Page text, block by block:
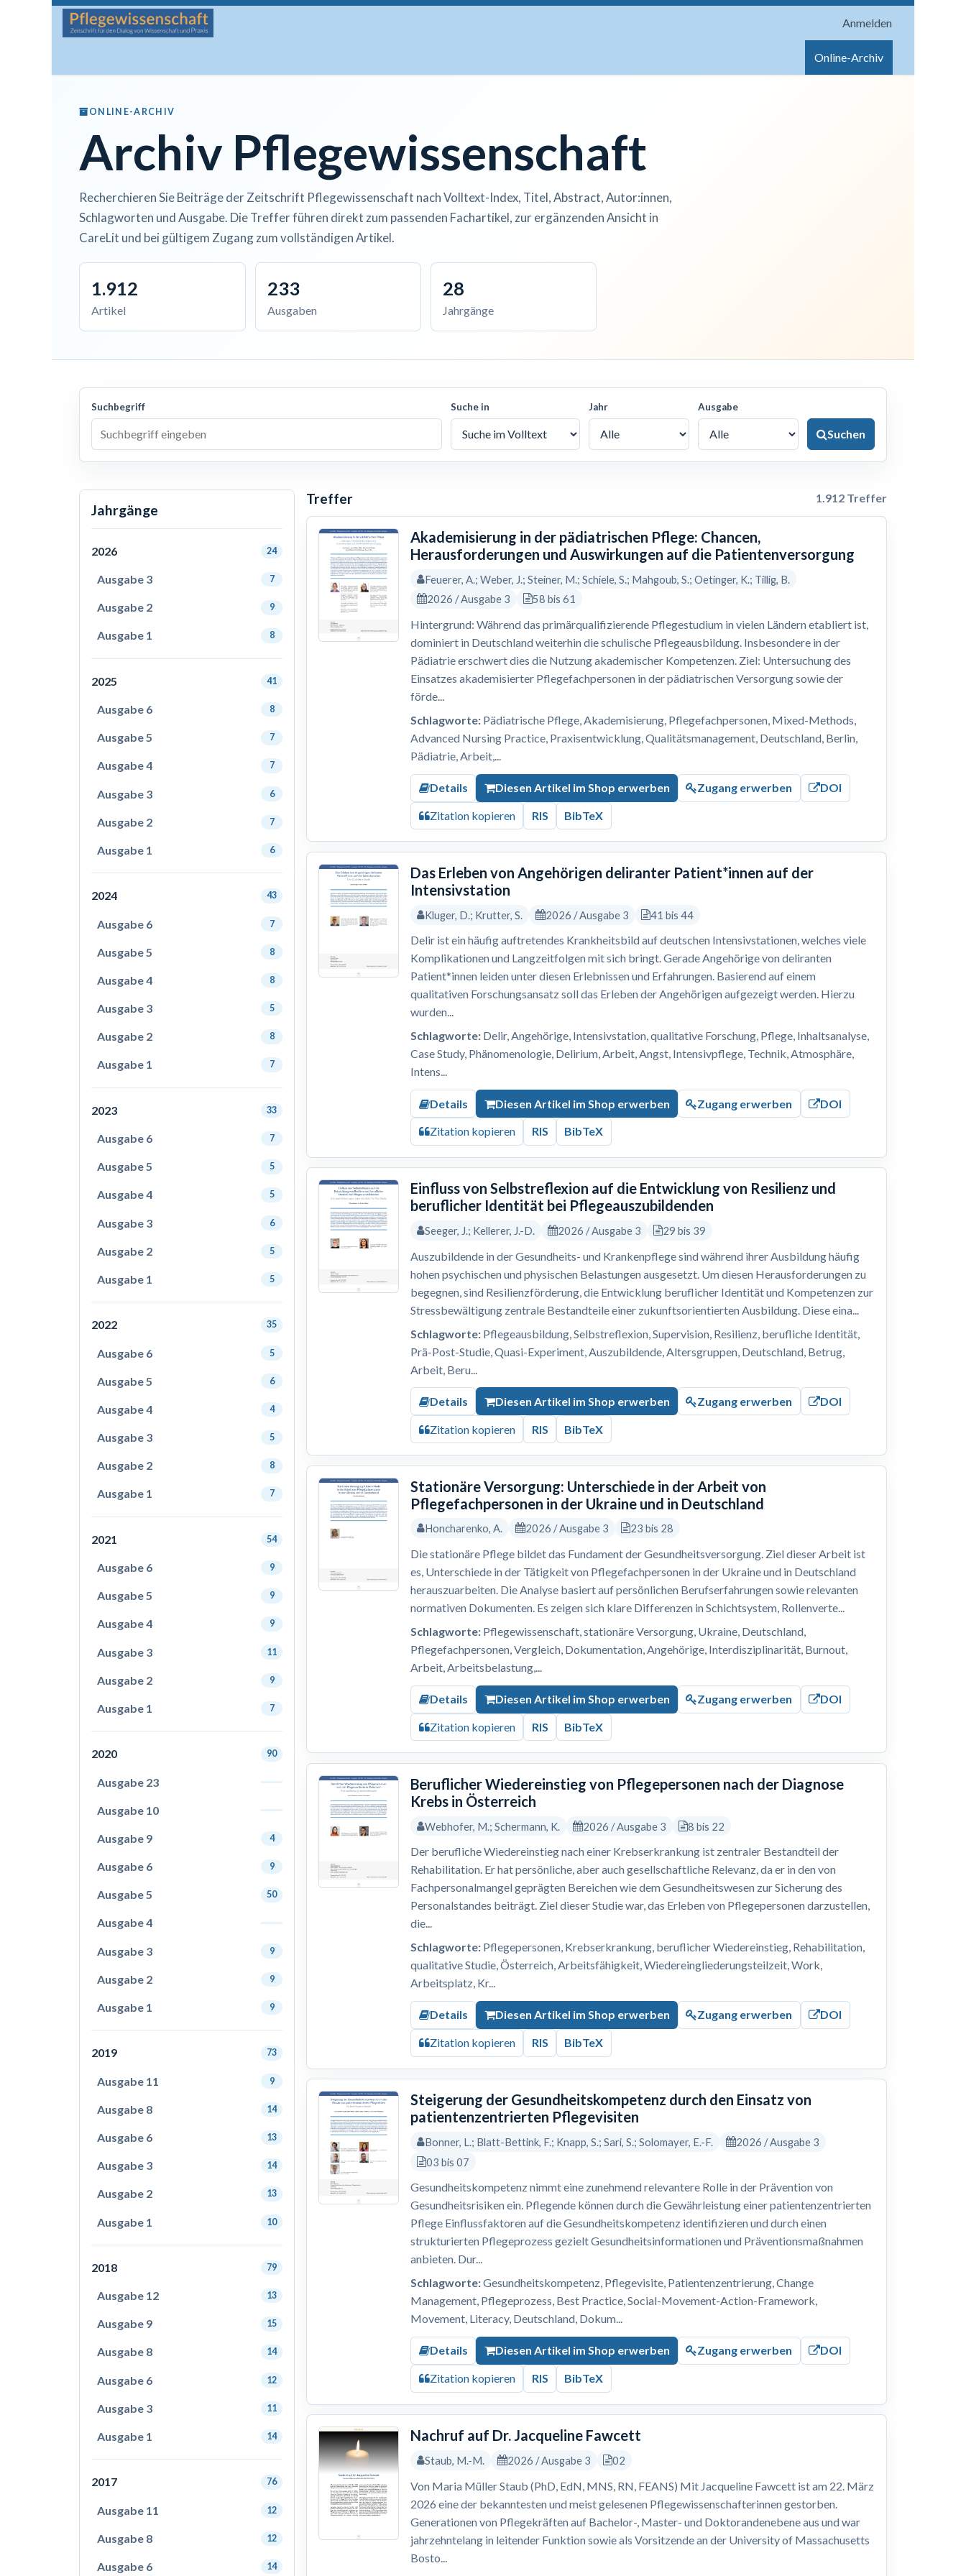
Zum Inhalt springen
Anmelden
Online-Archiv
ONLINE-ARCHIV
Archiv Pflegewissenschaft
Recherchieren Sie Beiträge der Zeitschrift Pflegewissenschaft nach Volltext-Index, Titel, Abstract, Autor:innen,
Schlagworten und Ausgabe. Die Treffer führen direkt zum passenden Fachartikel, zur ergänzenden Ansicht in
CareLit und bei gültigem Zugang zum vollständigen Artikel.
1.912
Artikel
233
Ausgaben
28
Jahrgänge
Suchbegriff Suche in Jahr Ausgabe
Suchen
Jahrgänge
2026 24
Ausgabe 3 7
Ausgabe 2 9
Ausgabe 1 8
2025 41
Ausgabe 6 8
Ausgabe 5 7
Ausgabe 4 7
Ausgabe 3 6
Ausgabe 2 7
Ausgabe 1 6
2024 43
Ausgabe 6 7
Ausgabe 5 8
Ausgabe 4 8
Ausgabe 3 5
Ausgabe 2 8
Ausgabe 1 7
2023 33
Ausgabe 6 7
Ausgabe 5 5
Ausgabe 4 5
Ausgabe 3 6
Ausgabe 2 5
Ausgabe 1 5
2022 35
Ausgabe 6 5
Ausgabe 5 6
Ausgabe 4 4
Ausgabe 3 5
Ausgabe 2 8
Ausgabe 1 7
2021 54
Ausgabe 6 9
Ausgabe 5 9
Ausgabe 4 9
Ausgabe 3 11
Ausgabe 2 9
Ausgabe 1 7
2020 90
Ausgabe 23
Ausgabe 10
Ausgabe 9 4
Ausgabe 6 9
Ausgabe 5 50
Ausgabe 4
Ausgabe 3 9
Ausgabe 2 9
Ausgabe 1 9
2019 73
Ausgabe 11 9
Ausgabe 8 14
Ausgabe 6 13
Ausgabe 3 14
Ausgabe 2 13
Ausgabe 1 10
2018 79
Ausgabe 12 13
Ausgabe 9 15
Ausgabe 8 14
Ausgabe 6 12
Ausgabe 3 11
Ausgabe 1 14
2017 76
Ausgabe 11 12
Ausgabe 8 12
Ausgabe 6 14
Treffer 1.912 Treffer
Akademisierung in der pädiatrischen Pflege: Chancen,
Herausforderungen und Auswirkungen auf die Patientenversorgung
Feuerer, A.; Weber, J.; Steiner, M.; Schiele, S.; Mahgoub, S.; Oetinger, K.; Tillig, B.
2026 / Ausgabe 3
58 bis 61
Hintergrund: Während das primärqualifizierende Pflegestudium in vielen Ländern etabliert ist,
dominiert in Deutschland weiterhin die schulische Pflegeausbildung. Insbesondere in der
Pädiatrie erschwert dies die Nutzung akademischer Kompetenzen. Ziel: Untersuchung des
Einsatzes akademisierter Pflegefachpersonen in der pädiatrischen Versorgung sowie der
förde...
Schlagworte: Pädiatrische Pflege, Akademisierung, Pflegefachpersonen, Mixed-Methods,
Advanced Nursing Practice, Praxisentwicklung, Qualitätsmanagement, Deutschland, Berlin,
Pädiatrie, Arbeit,...
Details Diesen Artikel im Shop erwerben Zugang erwerben DOI
Zitation kopieren RIS BibTeX
Das Erleben von Angehörigen deliranter Patient*innen auf der
Intensivstation
Kluger, D.; Krutter, S. 2026 / Ausgabe 3 41 bis 44
Delir ist ein häufig auftretendes Krankheitsbild auf deutschen Intensivstationen, welches viele
Komplikationen und Langzeitfolgen mit sich bringt. Gerade Angehörige von deliranten
Patient*innen leiden unter diesen Erlebnissen und Erfahrungen. Basierend auf einem
qualitativen Forschungsansatz soll das Erleben der Angehörigen aufgezeigt werden. Hierzu
wurden...
Schlagworte: Delir, Angehörige, Intensivstation, qualitative Forschung, Pflege, Inhaltsanalyse,
Case Study, Phänomenologie, Delirium, Arbeit, Angst, Intensivpflege, Technik, Atmosphäre,
Intens...
Details Diesen Artikel im Shop erwerben Zugang erwerben DOI
Zitation kopieren RIS BibTeX
Einfluss von Selbstreflexion auf die Entwicklung von Resilienz und
beruflicher Identität bei Pflegeauszubildenden
Seeger, J.; Kellerer, J.-D. 2026 / Ausgabe 3 29 bis 39
Auszubildende in der Gesundheits- und Krankenpflege sind während ihrer Ausbildung häufig
hohen psychischen und physischen Belastungen ausgesetzt. Um diesen Herausforderungen zu
begegnen, sind Resilienzförderung, die Entwicklung beruflicher Identität und Kompetenzen zur
Stressbewältigung zentrale Bestandteile einer zukunftsorientierten Ausbildung. Diese eina...
Schlagworte: Pflegeausbildung, Selbstreflexion, Supervision, Resilienz, berufliche Identität,
Prä-Post-Studie, Quasi-Experiment, Auszubildende, Altersgruppen, Deutschland, Betrug,
Arbeit, Beru...
Details Diesen Artikel im Shop erwerben Zugang erwerben DOI
Zitation kopieren RIS BibTeX
Stationäre Versorgung: Unterschiede in der Arbeit von
Pflegefachpersonen in der Ukraine und in Deutschland
Honcharenko, A. 2026 / Ausgabe 3 23 bis 28
Die stationäre Pflege bildet das Fundament der Gesundheitsversorgung. Ziel dieser Arbeit ist
es, Unterschiede in der Tätigkeit von Pflegefachpersonen in der Ukraine und in Deutschland
herauszuarbeiten. Die Analyse basiert auf persönlichen Berufserfahrungen sowie relevanten
normativen Dokumenten. Es zeigen sich klare Differenzen in Schichtsystem, Rollenverte...
Schlagworte: Pflegewissenschaft, stationäre Versorgung, Ukraine, Deutschland,
Pflegefachpersonen, Vergleich, Dokumentation, Angehörige, Interdisziplinarität, Burnout,
Arbeit, Arbeitsbelastung,...
Details Diesen Artikel im Shop erwerben Zugang erwerben DOI
Zitation kopieren RIS BibTeX
Beruflicher Wiedereinstieg von Pflegepersonen nach der Diagnose
Krebs in Österreich
Webhofer, M.; Schermann, K. 2026 / Ausgabe 3 8 bis 22
Der berufliche Wiedereinstieg nach einer Krebserkrankung ist zentraler Bestandteil der
Rehabilitation. Er hat persönliche, aber auch gesellschaftliche Relevanz, da er in den von
Fachpersonalmangel geprägten Bereichen wie dem Gesundheitswesen zur Sicherung des
Personalstandes beiträgt. Ziel dieser Studie war, das Erleben von Pflegepersonen darzustellen,
die...
Schlagworte: Pflegepersonen, Krebserkrankung, beruflicher Wiedereinstieg, Rehabilitation,
qualitative Studie, Österreich, Arbeitsfähigkeit, Wiedereingliederungsteilzeit, Work,
Arbeitsplatz, Kr...
Details Diesen Artikel im Shop erwerben Zugang erwerben DOI
Zitation kopieren RIS BibTeX
Steigerung der Gesundheitskompetenz durch den Einsatz von
patientenzentrierten Pflegevisiten
Bonner, L.; Blatt-Bettink, F.; Knapp, S.; Sari, S.; Solomayer, E.-F.
2026 / Ausgabe 3
03 bis 07
Gesundheitskompetenz nimmt eine zunehmend relevantere Rolle in der Prävention von
Gesundheitsrisiken ein. Pflegende können durch die Gewährleistung einer patientenzentrierten
Pflege Einflussfaktoren auf die Gesundheitskompetenz identifizieren und durch einen
strukturierten Pflegeprozess gezielt Gesundheitsinformationen und Präventionsmaßnahmen
anbieten. Dur...
Schlagworte:Gesundheitskompetenz, Pflegevisite, Patientenzentrierung, Change
Management, Pflegeprozess, Best Practice, Social-Movement-Action-Framework,
Movement, Literacy, Deutschland, Dokum...
Details Diesen Artikel im Shop erwerben Zugang erwerben DOI
Zitation kopieren RIS BibTeX
Nachruf auf Dr. Jacqueline Fawcett
Staub, M.-M. 2026 / Ausgabe 3 02
Von Maria Müller Staub (PhD, EdN, MNS, RN, FEANS) Mit Jacqueline Fawcett ist am 22. März
2026 eine der bekanntesten und meist gelesenen Pflegewissenschafterinnen gestorben.
Generationen von Pflegekräften auf Bachelor-, Master- und Doktorandenebene aus und war
jahrzehntelang in leitender Funktion sowie als Vorsitzende an der University of Massachusetts
Bosto...